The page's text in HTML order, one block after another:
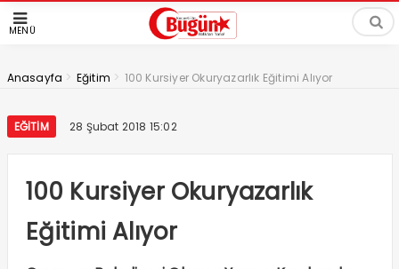
MENÜ
Anasayfa > Eğitim > 100 Kursiyer Okuryazarlık Eğitimi Alıyor
EĞITIM 28 Şubat 2018 15:02
100 Kursiyer Okuryazarlık
Eğitimi Alıyor